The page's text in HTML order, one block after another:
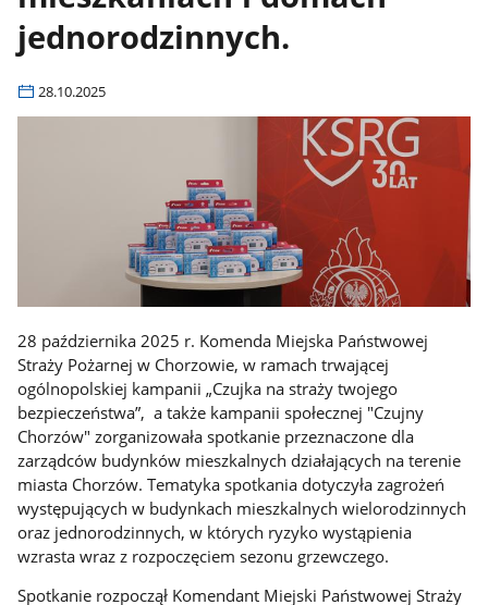
jednorodzinnych.
28.10.2025
28 października 2025 r. Komenda Miejska Państwowej
Straży Pożarnej w Chorzowie, w ramach trwającej
ogólnopolskiej kampanii „Czujka na straży twojego
bezpieczeństwa”, a także kampanii społecznej "Czujny
Chorzów" zorganizowała spotkanie przeznaczone dla
zarządców budynków mieszkalnych działających na terenie
miasta Chorzów. Tematyka spotkania dotyczyła zagrożeń
występujących w budynkach mieszkalnych wielorodzinnych
oraz jednorodzinnych, w których ryzyko wystąpienia
wzrasta wraz z rozpoczęciem sezonu grzewczego.
Spotkanie rozpoczął Komendant Miejski Państwowej Straży